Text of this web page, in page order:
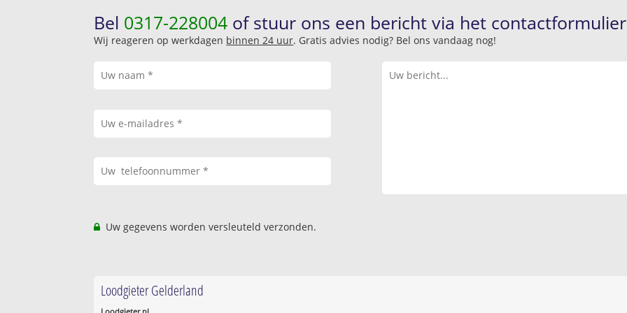
Bel 0317-228004 of stuur ons een bericht via het
Wij reageren op werkdagen binnen 24 uur. Gratis advies nodig? Bel ons vandaag nog!
Uw gegevens worden versleuteld verzonden.
Loodgieter Gelderland